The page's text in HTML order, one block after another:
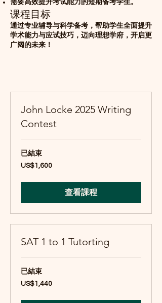
需要高效提升考试能力的短期备考学生。
课程目标
通过专业辅导与科学备考，帮助学生全面提升
学术能力与应试技巧，迈向理想学府，开启更
广阔的未来！
John Locke 2025 Writing
Contest
已結束
1,600
美
US$1,600
查看課程
SAT 1 to 1 Tutorting
已結束
1,440
美
US$1,440